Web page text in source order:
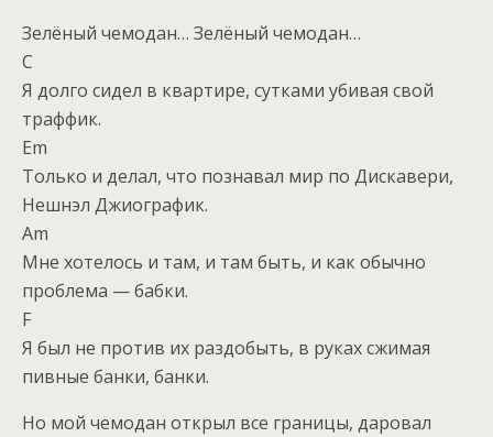
Зелёный чемодан… Зелёный чемодан…
C
Я долго сидел в квартире, сутками убивая свой
траффик.
Em
Только и делал, что познавал мир по Дискавери,
Нешнэл Джиографик.
Am
Мне хотелось и там, и там быть, и как обычно
проблема — бабки.
F
Я был не против их раздобыть, в руках сжимая
пивные банки, банки.
Но мой чемодан открыл все границы, даровал